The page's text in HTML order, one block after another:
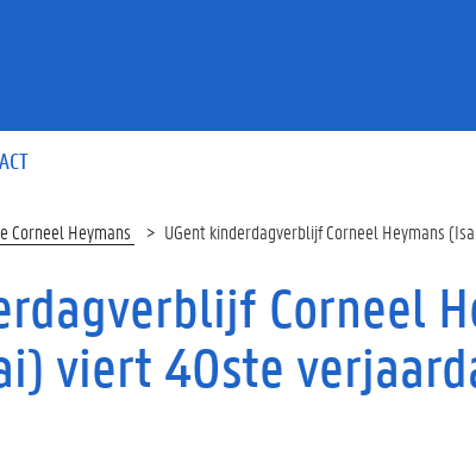
Corneel Heymans UGent kinderdagverblijf Corneel Heymans
Corneel
viert 40ste